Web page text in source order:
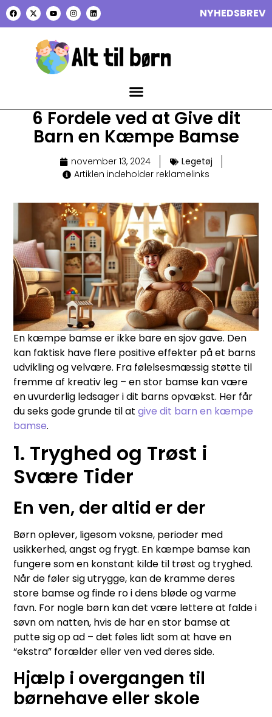
NYHEDSBREV
6 Fordele ved at Give dit
Barn en Kæmpe Bamse
november 13, 2024
Legetøj
Artiklen indeholder reklamelinks
En kæmpe bamse er ikke bare en sjov gave. Den
kan faktisk have flere positive effekter på et barns
udvikling og velvære. Fra følelsesmæssig støtte til
fremme af kreativ leg – en stor bamse kan være
en uvurderlig ledsager i dit barns opvækst. Her får
du seks gode grunde til atgive dit barn en kæmpe
bamse.
1. Tryghed og Trøst i
Svære Tider
En ven, der altid er der
Børn oplever, ligesom voksne, perioder med
usikkerhed, angst og frygt. En kæmpe bamse kan
fungere som en konstant kilde til trøst og tryghed.
Når de føler sig utrygge, kan de kramme deres
store bamse og finde ro i dens bløde og varme
favn. For nogle børn kan det være lettere at falde i
søvn om natten, hvis de har en stor bamse at
putte sig op ad – det føles lidt som at have en
“ekstra” forælder eller ven ved deres side.
Hjælp i overgangen til
børnehave eller skole